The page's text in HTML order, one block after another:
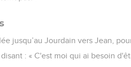
jusqu’au Jourdain vers Jean,
: « C'est moi qui ai besoin